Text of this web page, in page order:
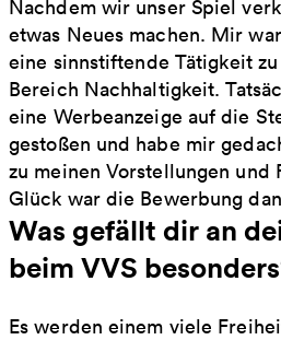
Nachdem wir unser Spiel
etwas Neues machen. Mir
eine sinnstiftende Tätigkeit
Bereich Nachhaltigkeit.
eine Werbeanzeige auf die
gestoßen und habe mir
zu meinen Vorstellungen und
Glück war die Bewerbung
Was gefällt dir an
beim VVS
Es werden einem viele